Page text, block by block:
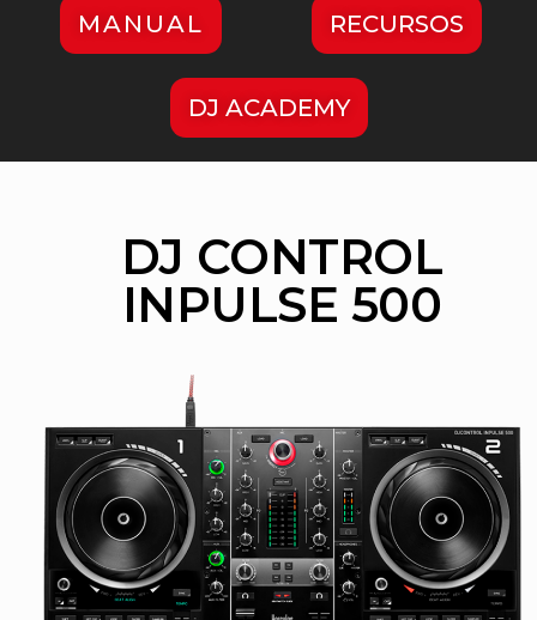
MANUAL RECURSOS
DJ ACADEMY
DJ CONTROL
INPULSE 500